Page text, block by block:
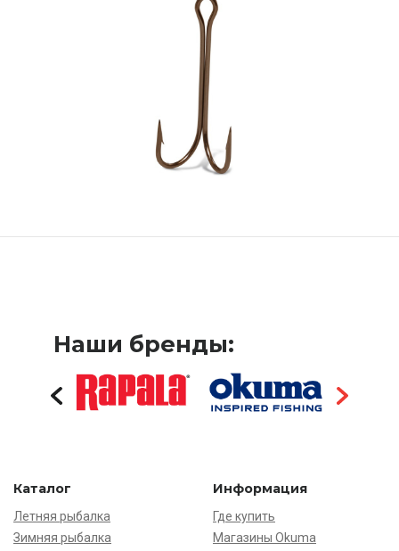
Наши бренды:
Каталог
Летняя рыбалка
Зимняя рыбалка
Информация
Где купить
Магазины Okuma